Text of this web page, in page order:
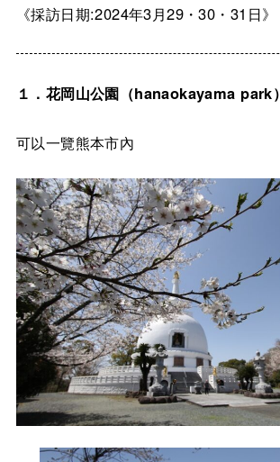
《採訪日期:2024年3月29・30・31日》
１．花岡山公園（hanaokayama park）
可以一覽熊本市內